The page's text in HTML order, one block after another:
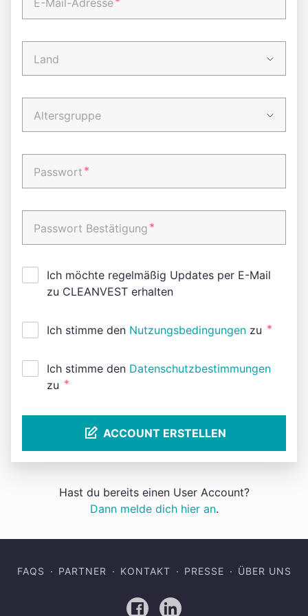
E-Mail-Adresse
Land
Altersgruppe
Passwort *
Passwort Bestätigung *
Ich möchte regelmäßig Updates per E-Mail
zu CLEANVEST erhalten
Ich stimme den Nutzungsbedingungen zu *
Ich stimme den Datenschutzbestimmungen
zu *
ACCOUNT ERSTELLEN
Hast du bereits einen User Account?
Dann melde dich hier an.
FAQS PARTNER KONTAKT PRESSE ÜBER UNS